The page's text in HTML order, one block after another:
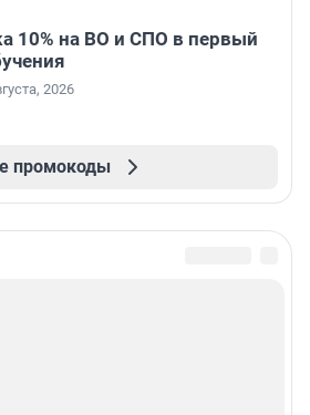
10% на ВО и СПО в первый
2026
промокоды